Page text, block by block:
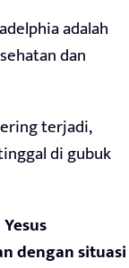
adalah
dan
terjadi,
di gubuk
dengan situasi